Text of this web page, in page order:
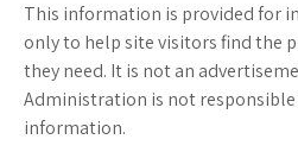
This information is provided for
only to help site visitors find the
they need. It is not an
Administration is not
information.